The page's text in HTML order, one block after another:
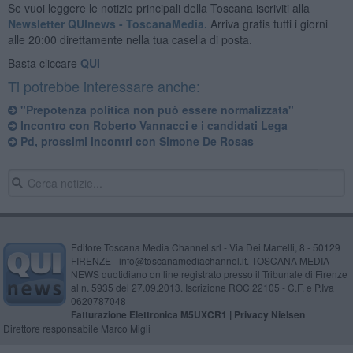
Se vuoi leggere le notizie principali della Toscana iscriviti alla
Newsletter QUInews - ToscanaMedia. Arriva gratis tutti i giorni
alle 20:00 direttamente nella tua casella di posta.
Basta cliccare QUI
Ti potrebbe interessare anche:
"Prepotenza politica non può essere normalizzata"
Incontro con Roberto Vannacci e i candidati Lega
Pd, prossimi incontri con Simone De Rosas
Editore Toscana Media Channel srl - Via Dei Martelli, 8 - 50129
FIRENZE - info@toscanamediachannel.it. TOSCANA MEDIA
NEWS quotidiano on line registrato presso il Tribunale di Firenze
al n. 5935 del 27.09.2013. Iscrizione ROC 22105 - C.F. e P.Iva
0620787048
Fatturazione Elettronica M5UXCR1 | Privacy Nielsen
Direttore responsabile Marco Migli